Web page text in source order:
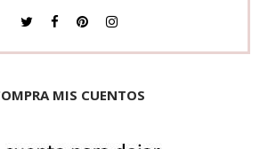
MIS CUENTOS